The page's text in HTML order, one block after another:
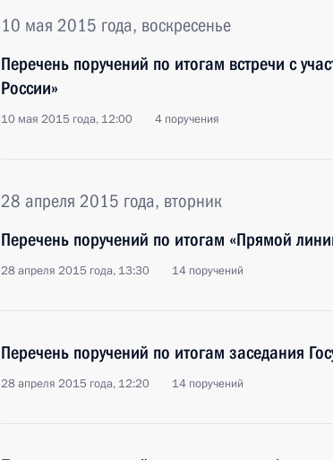
10 мая 2015 года, воскресенье
Перечень поручений по итогам встречи с
России»
10 мая 2015 года, 12:00 4 поручения
28 апреля 2015 года, вторник
Перечень поручений по итогам «Прямой
28 апреля 2015 года, 13:30 14 поручений
Перечень поручений по итогам заседания
28 апреля 2015 года, 12:20 14 поручений